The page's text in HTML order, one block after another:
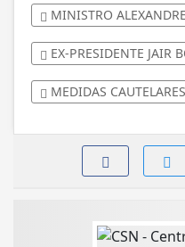
MINISTRO
EX-PRESIDENTE JAIR
MEDIDAS CAUTELARES